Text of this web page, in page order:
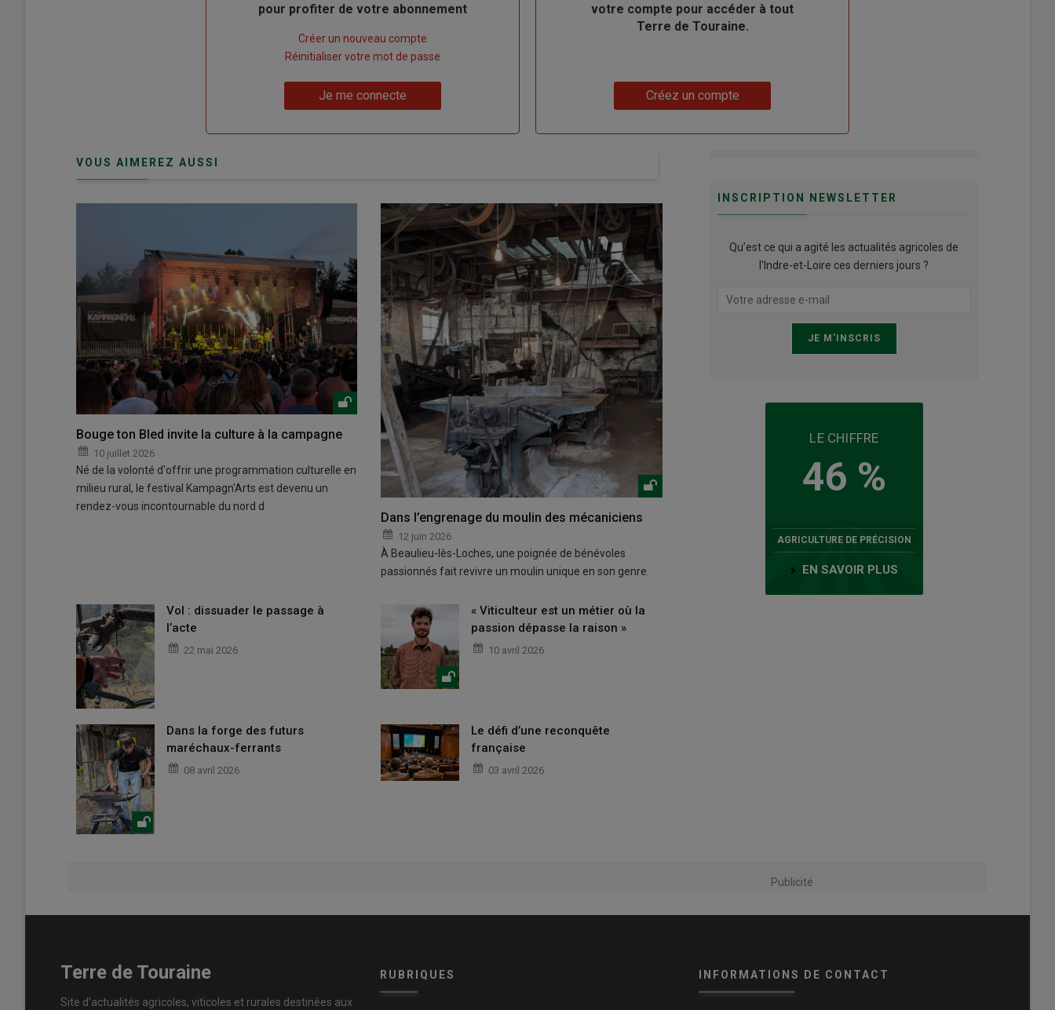
pour profiter de votre abonnement
compte"
Créer un nouveau compte
Réinitialiser votre mot de passe
Je me connecte
votre compte pour accéder à tout
Terre de Touraine.
Créez un compte
VOUS AIMEREZ AUSSI
Bouge ton Bled invite la culture à la campagne
10 juillet 2026
Né de la volonté d'offrir une programmation culturelle en
milieu rural, le festival Kampagn'Arts est devenu un
rendez-vous incontournable du nord d
Dans l’engrenage du moulin des mécaniciens
12 juin 2026
À Beaulieu-lès-Loches, une poignée de bénévoles
passionnés fait revivre un moulin unique en son genre.
Vol : dissuader le passage à
l’acte
22 mai 2026
« Viticulteur est un métier où la
passion dépasse la raison »
10 avril 2026
Dans la forge des futurs
maréchaux-ferrants
08 avril 2026
Le défi d’une reconquête
française
03 avril 2026
INSCRIPTION NEWSLETTER
Qu’est ce qui a agité les actualités agricoles de
l'Indre-et-Loire ces derniers jours ?
LE CHIFFRE
46 %
AGRICULTURE DE PRÉCISION
EN SAVOIR PLUS
Publicité
Terre de Touraine
Site d'actualités agricoles, viticoles et rurales destinées aux
RUBRIQUES INFORMATIONS DE CONTACT